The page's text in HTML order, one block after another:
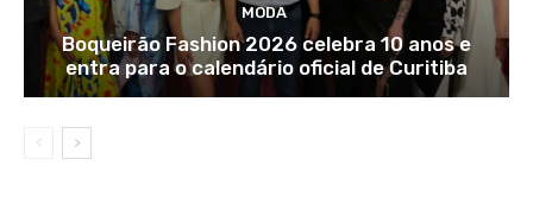
MODA
Boqueirão Fashion 2026 celebra 10 anos e
entra para o calendário oficial de Curitiba